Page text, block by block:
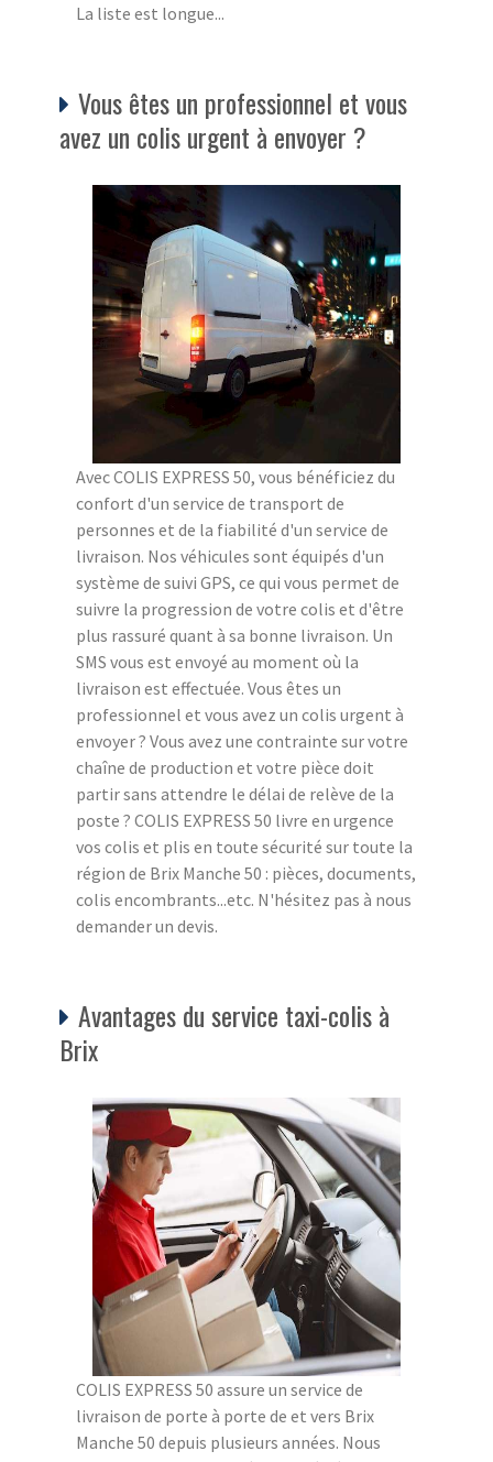
La liste est longue...
Vous êtes un professionnel et vous
avez un colis urgent à envoyer ?
Avec COLIS EXPRESS 50, vous bénéficiez du
confort d'un service de transport de
personnes et de la fiabilité d'un service de
livraison. Nos véhicules sont équipés d'un
système de suivi GPS, ce qui vous permet de
suivre la progression de votre colis et d'être
plus rassuré quant à sa bonne livraison. Un
SMS vous est envoyé au moment où la
livraison est effectuée. Vous êtes un
professionnel et vous avez un colis urgent à
envoyer ? Vous avez une contrainte sur votre
chaîne de production et votre pièce doit
partir sans attendre le délai de relève de la
poste ? COLIS EXPRESS 50 livre en urgence
vos colis et plis en toute sécurité sur toute la
région de Brix Manche 50 : pièces, documents,
colis encombrants...etc. N'hésitez pas à nous
demander un devis.
Avantages du service taxi-colis à
Brix
COLIS EXPRESS 50 assure un service de
livraison de porte à porte de et vers Brix
Manche 50 depuis plusieurs années. Nous